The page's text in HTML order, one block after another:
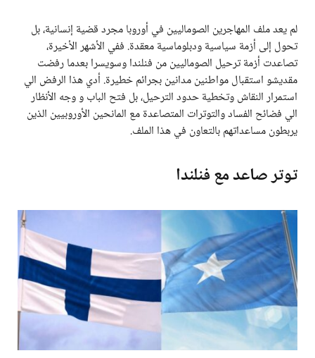
لم يعد ملف المهاجرين الصوماليين في أوروبا مجرد قضية إنسانية، بل
تحول إلى أزمة سياسية ودبلوماسية معقدة. ففي الأشهر الأخيرة،
تصاعدت أزمة ترحيل الصوماليين من فنلندا وسويسرا بعدما رفضت
مقديشو استقبال مواطنين مدانين بجرائم خطيرة. أدي هذا الرفض الي
استمرار النقاش وتخطية حدود الترحيل، بل فتح الباب و وجه الأنظار
الي فضائح الفساد والتوترات المتصاعدة مع المانحين الأوروبيين الذين
يربطون مساعداتهم بالتعاون في هذا الملف.
توتر صاعد مع فنلندا